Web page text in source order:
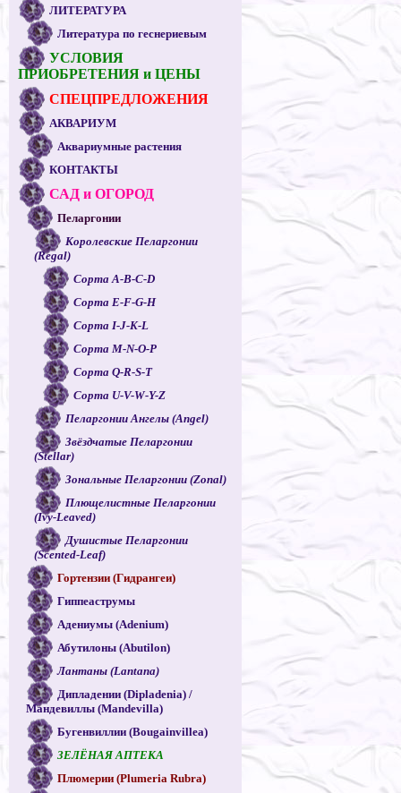
ЛИТЕРАТУРА
Литература по геснериевым
УСЛОВИЯ
ПРИОБРЕТЕНИЯ и ЦЕНЫ
СПЕЦПРЕДЛОЖЕНИЯ
АКВАРИУМ
Аквариумные растения
КОНТАКТЫ
САД и ОГОРОД
Пеларгонии
Королевские Пеларгонии
(Regal)
Сорта A-B-C-D
Сорта E-F-G-H
Сорта I-J-K-L
Сорта M-N-O-P
Сорта Q-R-S-T
Сорта U-V-W-Y-Z
Пеларгонии Ангелы (Angel)
Звёздчатые Пеларгонии
(Stellar)
Зональные Пеларгонии (Zonal)
Плющелистные Пеларгонии
(Ivy-Leaved)
Душистые Пеларгонии
(Scented-Leaf)
Гортензии (Гидрангеи)
Гиппеаструмы
Адениумы (Adenium)
Абутилоны (Abutilon)
Лантаны (Lantana)
Дипладении (Dipladenia) /
Мандевиллы (Mandevilla)
Бугенвиллии (Bougainvillea)
ЗЕЛЁНАЯ АПТЕКА
Плюмерии (Plumeria Rubra)